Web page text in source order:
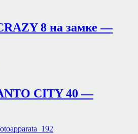
8 на замке —
CITY 40 —